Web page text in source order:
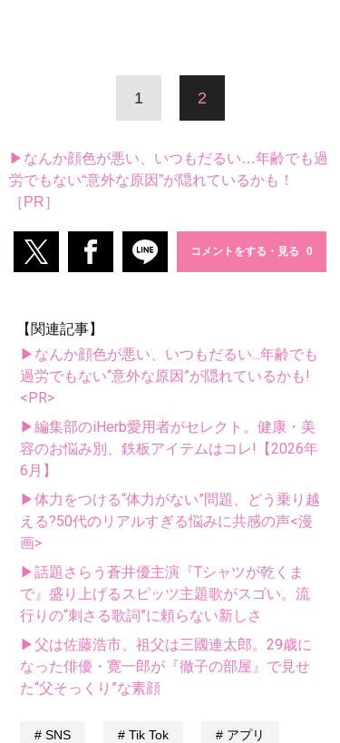
1 2
▶なんか顔色が悪い、いつもだるい…年齢でも過
労でもない“意外な原因”が隠れているかも！
［PR］
コメントをする・見る
【関連記事】
▶なんか顔色が悪い、いつもだるい...年齢でも
過労でもない“意外な原因”が隠れているかも!
<PR>
▶編集部のiHerb愛用者がセレクト。健康・美
容のお悩み別、鉄板アイテムはコレ!【2026年
6月】
▶体力をつける“体力がない”問題、どう乗り越
える?50代のリアルすぎる悩みに共感の声<漫
画>
▶話題さらう蒼井優主演『Tシャツが乾くま
で』盛り上げるスピッツ主題歌がスゴい。流
行りの“刺さる歌詞”に頼らない新しさ
▶父は佐藤浩市、祖父は三國連太郎。29歳に
なった俳優・寛一郎が『徹子の部屋』で見せ
た“父そっくり”な素顔
SNS Tik Tok アプリ